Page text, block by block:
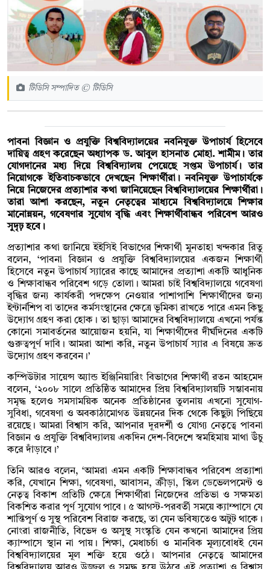
টিডিসি সম্পাদিত © টিডিসি
পাবনা বিজ্ঞান ও প্রযুক্তি বিশ্ববিদ্যালয়ের নবনিযুক্ত উপাচার্য হিসেবে
দায়িত্ব গ্রহণ করেছেন অধ্যাপক ড. আবুল হাসনাত মোহা. শামীম। তার
যোগদানের মধ্য দিয়ে বিশ্ববিদ্যালয় পেয়েছে সপ্তম উপাচার্য। তার
নিয়োগকে ইতিবাচকভাবে দেখছেন শিক্ষার্থীরা। নবনিযুক্ত উপাচার্যকে
নিয়ে নিজেদের প্রত্যাশার কথা জানিয়েছেন বিশ্ববিদ্যালয়ের শিক্ষার্থীরা।
তারা আশা করছেন, নতুন নেতৃত্বের মাধ্যমে বিশ্ববিদ্যালয়ে শিক্ষার
মানোন্নয়ন, গবেষণার সুযোগ বৃদ্ধি এবং শিক্ষার্থীবান্ধব পরিবেশ আরও
সুদৃঢ় হবে।
প্রত্যাশার কথা জানিয়ে ইইসিই বিভাগের শিক্ষার্থী মুনতাহা খন্দকার রিতু
বলেন, ‘পাবনা বিজ্ঞান ও প্রযুক্তি বিশ্ববিদ্যালয়ের একজন শিক্ষার্থী
হিসেবে নতুন উপাচার্য স্যারের কাছে আমাদের প্রত্যাশা একটি আধুনিক
ও শিক্ষাবান্ধব পরিবেশ গড়ে তোলা। আমরা চাই বিশ্ববিদ্যালয়ে গবেষণা
বৃদ্ধির জন্য কার্যকরী পদক্ষেপ নেওয়ার পাশাপাশি শিক্ষার্থীদের জন্য
ইন্টার্নশিপ বা তাদের কর্মসংস্থানের ক্ষেত্রে ভূমিকা রাখতে পারে এমন কিছু
উদ্যোগ গ্রহণ করা হোক। তা ছাড়া আমাদের বিশ্ববিদ্যালয়ে এখনো পর্যন্ত
কোনো সমাবর্তনের আয়োজন হয়নি, যা শিক্ষার্থীদের দীর্ঘদিনের একটি
গুরুত্বপূর্ণ দাবি। আমরা আশা করি, নতুন উপাচার্য স্যার এ বিষয়ে দ্রুত
উদ্যোগ গ্রহণ করবেন।’
কম্পিউটার সায়েন্স অ্যান্ড ইঞ্জিনিয়ারিং বিভাগের শিক্ষার্থী রতন আহমেদ
বলেন, ‘২০০৮ সালে প্রতিষ্ঠিত আমাদের প্রিয় বিশ্ববিদ্যালয়টি সম্ভাবনায়
সমৃদ্ধ হলেও সমসাময়িক অনেক প্রতিষ্ঠানের তুলনায় এখনো সুযোগ-
সুবিধা, গবেষণা ও অবকাঠামোগত উন্নয়নের দিক থেকে কিছুটা পিছিয়ে
রয়েছে। আমরা বিশ্বাস করি, আপনার দূরদর্শী ও যোগ্য নেতৃত্বে পাবনা
বিজ্ঞান ও প্রযুক্তি বিশ্ববিদ্যালয় একদিন দেশ-বিদেশে স্বমহিমায় মাথা উঁচু
করে দাঁড়াবে।’
তিনি আরও বলেন, ‘আমরা এমন একটি শিক্ষাবান্ধব পরিবেশ প্রত্যাশা
করি, যেখানে শিক্ষা, গবেষণা, আবাসন, ক্রীড়া, স্কিল ডেভেলপমেন্ট ও
নেতৃত্ব বিকাশ প্রতিটি ক্ষেত্রে শিক্ষার্থীরা নিজেদের প্রতিভা ও সক্ষমতা
বিকশিত করার পূর্ণ সুযোগ পাবে। ৫ আগস্ট-পরবর্তী সময়ে ক্যাম্পাসে যে
শান্তিপূর্ণ ও সুস্থ পরিবেশ বিরাজ করছে, তা যেন ভবিষ্যতেও অটুট থাকে।
নোংরা রাজনীতি, বিভেদ ও অসুস্থ সংস্কৃতি যেন কখনো আমাদের প্রিয়
ক্যাম্পাসে স্থান না পায়। শিক্ষা, মেধাচর্চা ও মানবিক মূল্যবোধই যেন
বিশ্ববিদ্যালয়ের মূল শক্তি হয়ে ওঠে। আপনার নেতৃত্বে আমাদের